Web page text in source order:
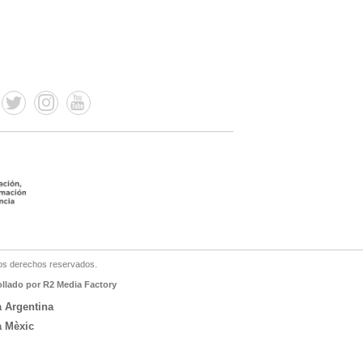
derechos reservados.
por R2 Media Factory
Argentina
Mèxic